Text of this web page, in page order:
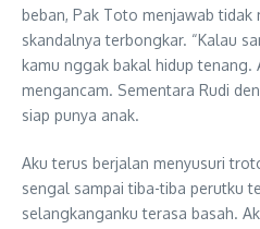
beban, Pak Toto menjawab tidak
skandalnya terbongkar. “Kalau
kamu nggak bakal hidup tenang.
mengancam. Sementara Rudi
siap punya anak.
Aku terus berjalan menyusuri
sengal sampai tiba-tiba perutku
selangkanganku terasa basah.